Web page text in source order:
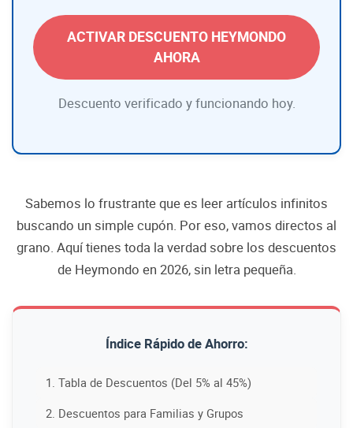
ACTIVAR DESCUENTO HEYMONDO
AHORA
Descuento verificado y funcionando hoy.
Sabemos lo frustrante que es leer artículos infinitos
buscando un simple cupón. Por eso, vamos directos al
grano. Aquí tienes toda la verdad sobre los descuentos
de Heymondo en 2026, sin letra pequeña.
Índice Rápido de Ahorro:
1. Tabla de Descuentos (Del 5% al 45%)
2. Descuentos para Familias y Grupos